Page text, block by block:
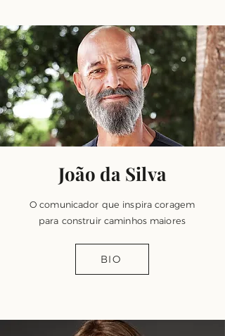
João da Silva
O comunicador que inspira coragem
para construir caminhos maiores
BIO